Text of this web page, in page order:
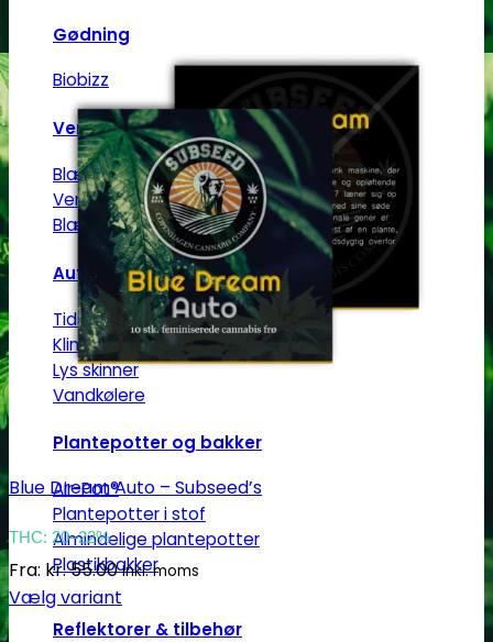
Gødning
Biobizz
Ventilation
Blæsere
Ventilationsrør -og slanger
Blæseregulator
Automatisering
Tidskontrol
Klimakontrol
Lys skinner
Vandkølere
Plantepotter og bakker
Air-Pot®
Plantepotter i stof
Almindelige plantepotter
Plastikbakker
Reflektorer & tilbehør
Blue Dream Auto – Subseed’s
THC: 20–22%
Fra: kr.55.00 Inkl. moms
Vælg variant
Dette